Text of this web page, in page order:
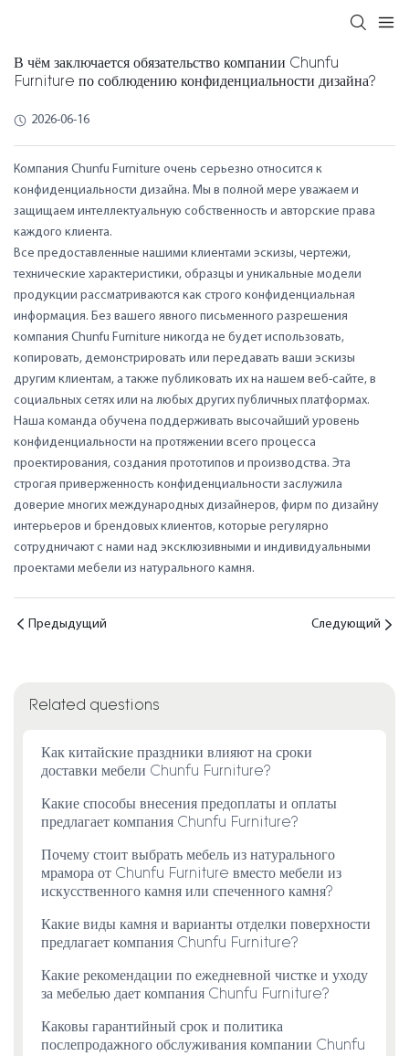
В чём заключается обязательство компании Chunfu
Furniture по соблюдению конфиденциальности дизайна?
2026-06-16
Компания Chunfu Furniture очень серьезно относится к
конфиденциальности дизайна. Мы в полной мере уважаем и
защищаем интеллектуальную собственность и авторские права
каждого клиента.
Все предоставленные нашими клиентами эскизы, чертежи,
технические характеристики, образцы и уникальные модели
продукции рассматриваются как строго конфиденциальная
информация. Без вашего явного письменного разрешения
компания Chunfu Furniture никогда не будет использовать,
копировать, демонстрировать или передавать ваши эскизы
другим клиентам, а также публиковать их на нашем веб-сайте, в
социальных сетях или на любых других публичных платформах.
Наша команда обучена поддерживать высочайший уровень
конфиденциальности на протяжении всего процесса
проектирования, создания прототипов и производства. Эта
строгая приверженность конфиденциальности заслужила
доверие многих международных дизайнеров, фирм по дизайну
интерьеров и брендовых клиентов, которые регулярно
сотрудничают с нами над эксклюзивными и индивидуальными
проектами мебели из натурального камня.
Предыдущий Следующий
Related questions
Как китайские праздники влияют на сроки
доставки мебели Chunfu Furniture?
Какие способы внесения предоплаты и оплаты
предлагает компания Chunfu Furniture?
Почему стоит выбрать мебель из натурального
мрамора от Chunfu Furniture вместо мебели из
искусственного камня или спеченного камня?
Какие виды камня и варианты отделки поверхности
предлагает компания Chunfu Furniture?
Какие рекомендации по ежедневной чистке и уходу
за мебелью дает компания Chunfu Furniture?
Каковы гарантийный срок и политика
послепродажного обслуживания компании Chunfu